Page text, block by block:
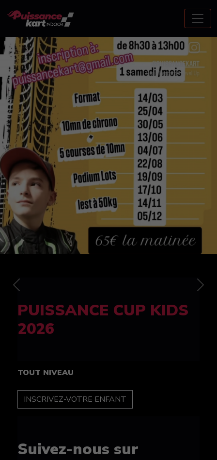
FELINE CUP 100%
féminine
TOUT NIVEAU
INSCRIPTION
Suivez-nous sur
Previous Next